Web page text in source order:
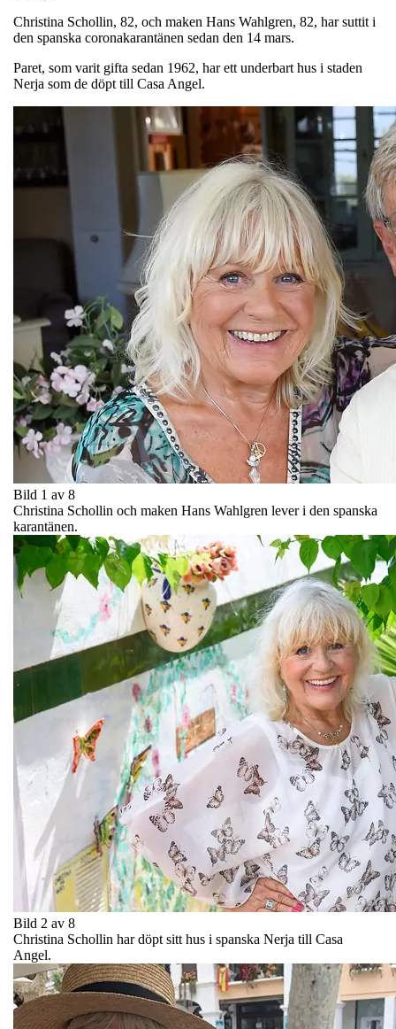
Christina Schollin, 82, och maken Hans Wahlgren, 82, har suttit i
den spanska coronakarantänen sedan den 14 mars.
Paret, som varit gifta sedan 1962, har ett underbart hus i staden
Nerja som de döpt till Casa Angel.
Bild 1 av 8
Christina Schollin och maken Hans Wahlgren lever i den spanska
karantänen.
Bild 2 av 8
Christina Schollin har döpt sitt hus i spanska Nerja till Casa
Angel.